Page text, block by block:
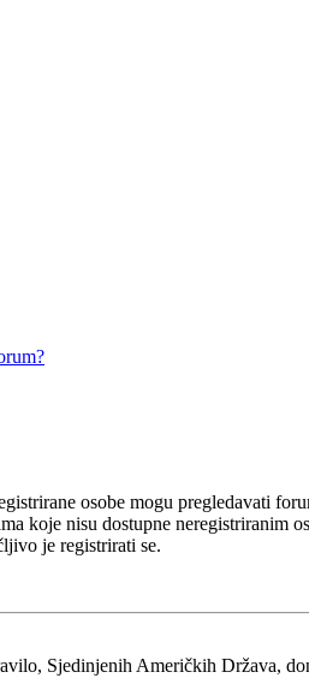
osobe mogu pregledavati
koje nisu dostupne neregistriranim
je registrirati se.
Sjedinjenih Američkih Država,